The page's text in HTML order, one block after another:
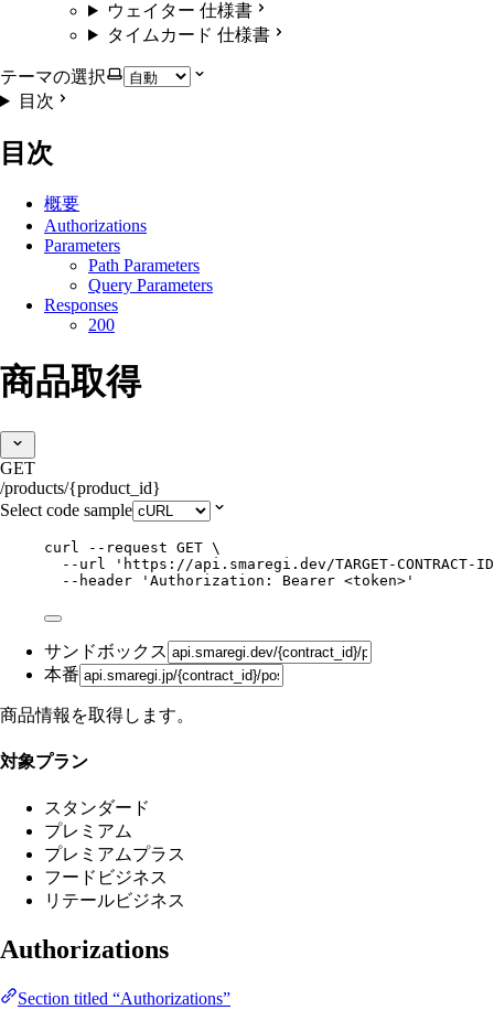
ウェイター 仕様書
タイムカード 仕様書
テーマの選択
目次
目次
概要
Authorizations
Parameters
Path Parameters
Query Parameters
Responses
200
商品取得
GET
/products/{product_id}
Select code sample
curl --request GET \
--url
' https://api.smaregi.dev/TARGET-
--header
' Authorization: Bearer <token> '
サンドボックス
本番
商品情報を取得します。
対象プラン
スタンダード
プレミアム
プレミアムプラス
フードビジネス
リテールビジネス
Authorizations
Section titled “Authorizations”